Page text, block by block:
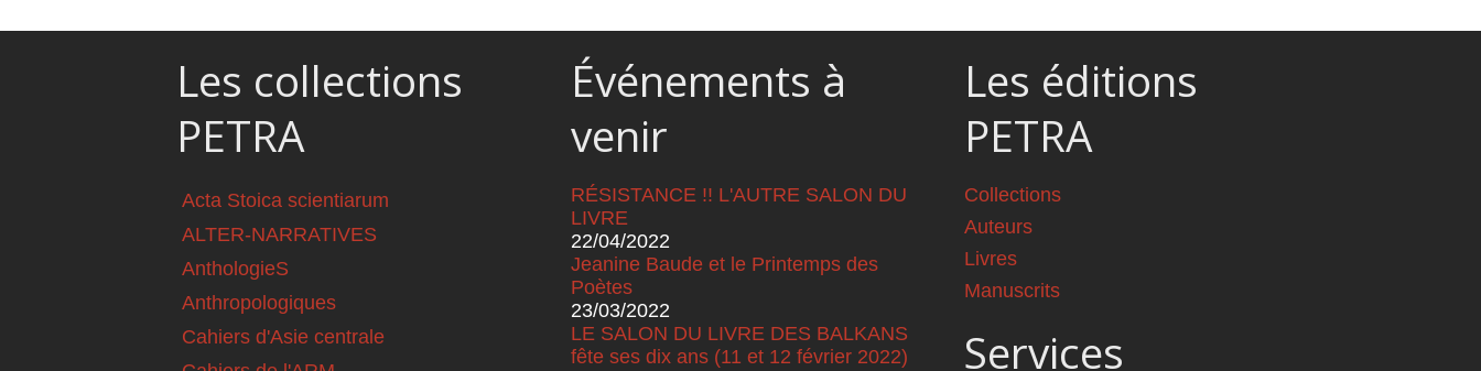
Les collections
PETRA
Acta Stoica scientiarum
ALTER-NARRATIVES
AnthologieS
Anthropologiques
Cahiers d'Asie centrale
Événements à
venir
RÉSISTANCE !! L'AUTRE SALON DU
LIVRE
22/04/2022
Jeanine Baude et le Printemps des
Poètes
23/03/2022
LE SALON DU LIVRE DES BALKANS
fête ses dix ans (11 et 12 février 2022)
Les éditions
PETRA
Collections
Auteurs
Livres
Manuscrits
Services